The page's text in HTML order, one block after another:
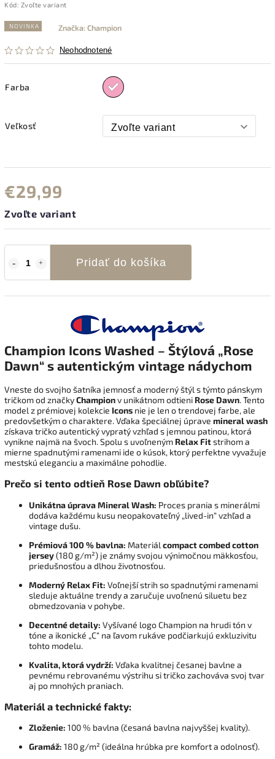
Kód: Zvoľte variant
NOVINKA
Neohodnotené
Značka:Champion
Farba
Veľkosť
€29,99
Zvoľte variant
Pridať do košíka
Champion Icons Washed – Štýlová „Rose
Dawn“ s autentickým vintage nádychom
Vneste do svojho šatníka jemnosť a moderný štýl s týmto pánskym
tričkom od značkyChampionv unikátnom odtieni Rose Dawn. Tento
model z prémiovej kolekcie Icons nie je len o trendovej farbe, ale
predovšetkým o charaktere. Vďaka špeciálnej úprave mineral wash
získava tričko autentický vypratý vzhľad s jemnou patinou, ktorá
vynikne najmä na švoch. Spolu s uvoľneným Relax Fitstrihom a
mierne spadnutými ramenami ide o kúsok, ktorý perfektne vyvažuje
mestskú eleganciu a maximálne pohodlie.
Prečo si tento odtieň Rose Dawn obľúbite?
Unikátna úprava Mineral Wash: Proces prania s minerálmi
dodáva každému kusu neopakovateľný „lived-in“ vzhľad a
vintage dušu.
Prémiová 100 % bavlna: Materiál compact combed cotton
jersey(180 g/m²) je známy svojou výnimočnou mäkkosťou,
priedušnosťou a dlhou životnosťou.
Moderný Relax Fit: Voľnejší strih so spadnutými ramenami
sleduje aktuálne trendy a zaručuje uvoľnenú siluetu bez
obmedzovania v pohybe.
Decentné detaily: Vyšívané logo Champion na hrudi tón v
tóne a ikonické „C“ na ľavom rukáve podčiarkujú exkluzivitu
tohto modelu.
Kvalita, ktorá vydrží: Vďaka kvalitnej česanej bavlne a
pevnému rebrovanému výstrihu si tričko zachováva svoj tvar
aj po mnohých praniach.
Materiál a technické fakty:
Zloženie: 100 % bavlna (česaná bavlna najvyššej kvality).
Gramáž: 180 g/m² (ideálna hrúbka pre komfort a odolnosť).